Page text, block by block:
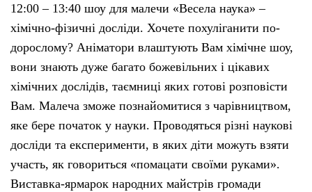
12:00 – 13:40 шоу для малечи «Весела наука» –
хімічно-фізичні досліди. Хочете похуліганити по-
дорослому? Аніматори влаштують Вам хімічне шоу,
вони знають дуже багато божевільних і цікавих
хімічних дослідів, таємниці яких готові розповісти
Вам. Малеча зможе познайомитися з чарівництвом,
яке бере початок у науки. Проводяться різні наукові
досліди та експерименти, в яких діти можуть взяти
участь, як говориться «помацати своїми руками».
Виставка-ярмарок народних майстрів громади